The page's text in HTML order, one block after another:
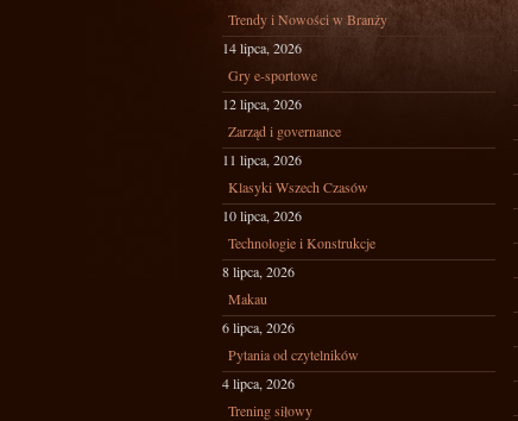
Trendy i Nowości w Branży
14 lipca, 2026
Gry e-sportowe
12 lipca, 2026
Zarząd i governance
11 lipca, 2026
Klasyki Wszech Czasów
10 lipca, 2026
Technologie i Konstrukcje
8 lipca, 2026
Makau
6 lipca, 2026
Pytania od czytelników
4 lipca, 2026
Trening siłowy